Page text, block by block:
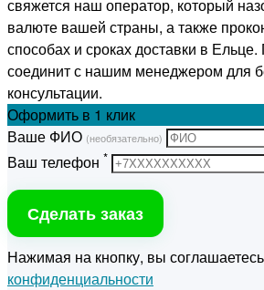
свяжется наш оператор, который
валюте вашей страны, а также
способах и сроках доставки в
соединит с нашим менеджером для
консультации.
Оформить в 1 клик
Ваше ФИО (необязательно)
Ваш телефон *
Сделать заказ
Нажимая на кнопку, вы
конфиденциальности